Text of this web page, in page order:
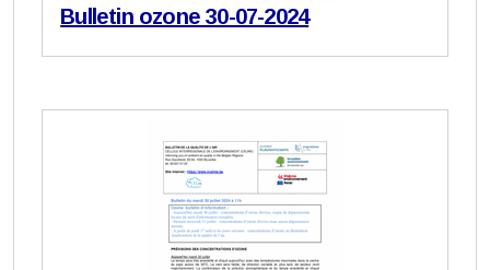
Bulletin ozone 30-07-2024